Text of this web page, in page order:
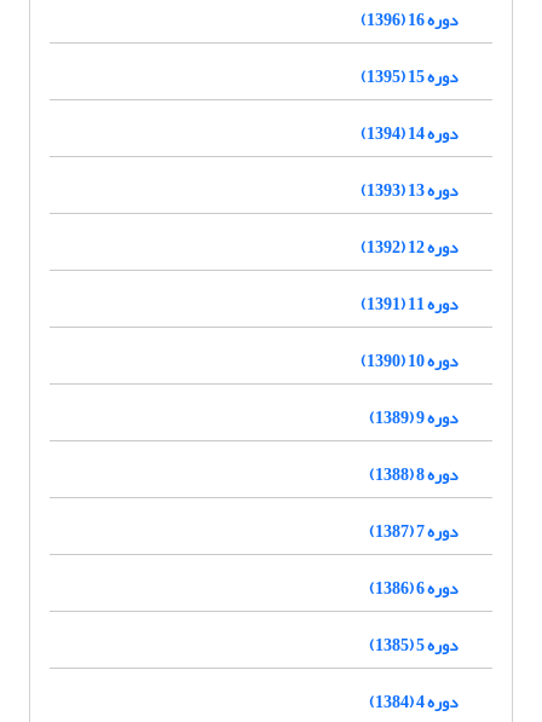
دوره 16 (1396)
دوره 15 (1395)
دوره 14 (1394)
دوره 13 (1393)
دوره 12 (1392)
دوره 11 (1391)
دوره 10 (1390)
دوره 9 (1389)
دوره 8 (1388)
دوره 7 (1387)
دوره 6 (1386)
دوره 5 (1385)
دوره 4 (1384)